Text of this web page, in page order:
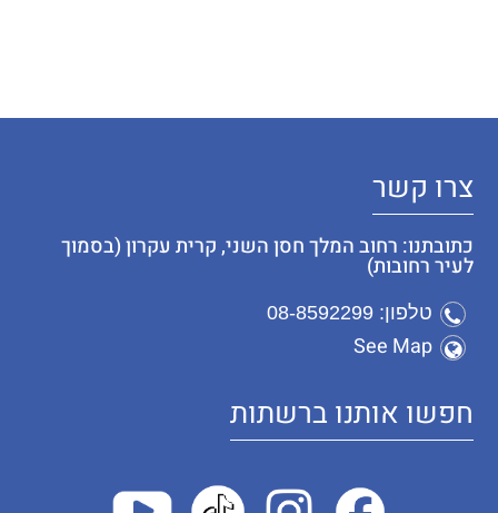
צרו קשר
כתובתנו: רחוב המלך חסן השני, קרית עקרון (בסמוך
לעיר רחובות)
טלפון: 08-8592299
See Map
חפשו אותנו ברשתות